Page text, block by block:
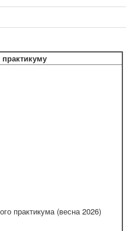
практикуму
практикума (весна 2026)